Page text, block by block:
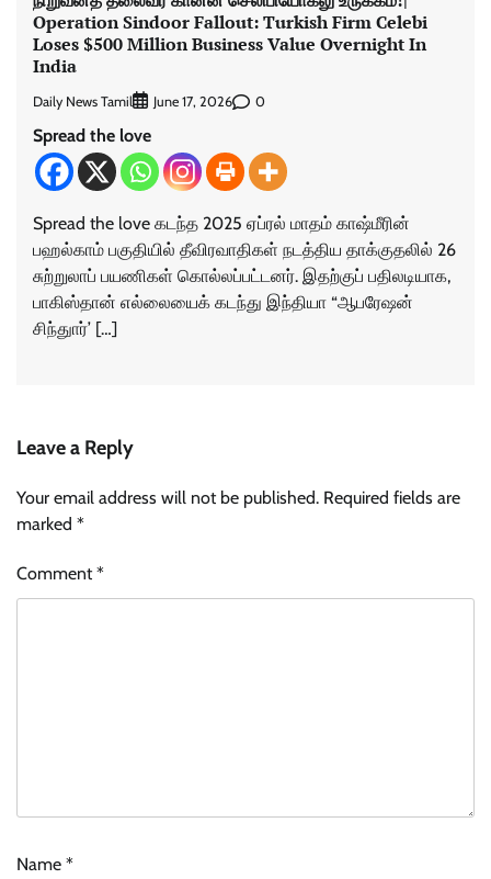
Operation Sindoor Fallout: Turkish Firm Celebi
Loses $500 Million Business Value Overnight In
India
Daily News Tamil June 17, 2026 0
Spread the love
Spread the love கடந்த 2025 ஏப்ரல் மாதம் காஷ்மீரின்
பஹல்காம் பகுதியில் தீவிரவாதிகள் நடத்திய தாக்குதலில் 26
சுற்றுலாப் பயணிகள் கொல்லப்பட்டனர். இதற்குப் பதிலடியாக,
பாகிஸ்தான் எல்லையைக் கடந்து இந்தியா “ஆபரேஷன்
சிந்துார்’ […]
Leave a Reply
Your email address will not be published. Required fields are
marked *
Comment*
Name *